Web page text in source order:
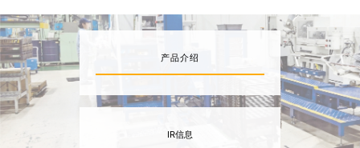
产品介绍
IR信息